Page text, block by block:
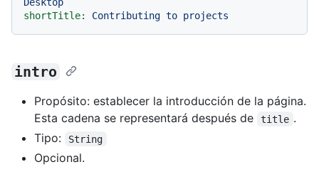
Desktop
shortTitle:
Contributing to projects
intro
Propósito: establecer la introducción de la página.
Esta cadena se representará después de
title .
Tipo:
String
Opcional.